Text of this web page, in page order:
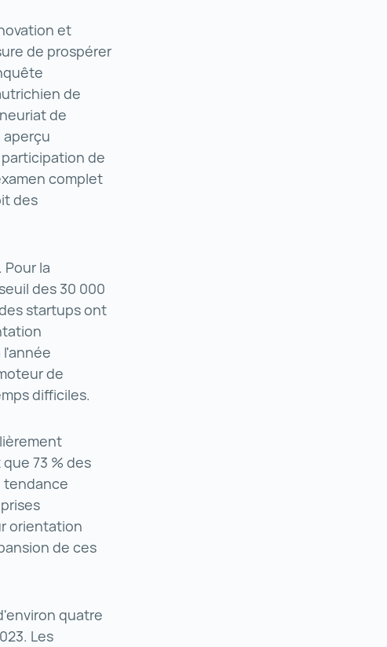
et
de prospérer
de
de
aperçu
de
complet
des
la
des 30 000
startups ont
de
difficiles.
73 % des
tendance
orientation
de ces
quatre
Les